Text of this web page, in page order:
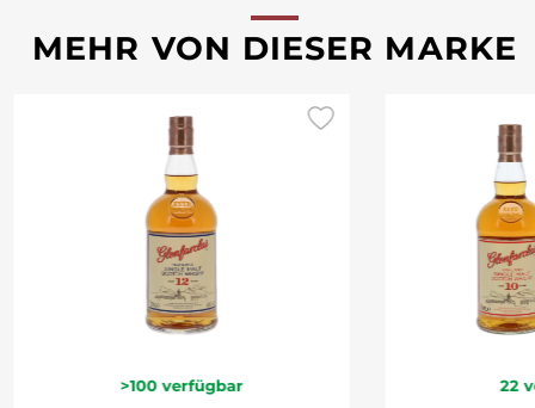
MEHR VON DIESER MARKE
>100 verfügbar 22